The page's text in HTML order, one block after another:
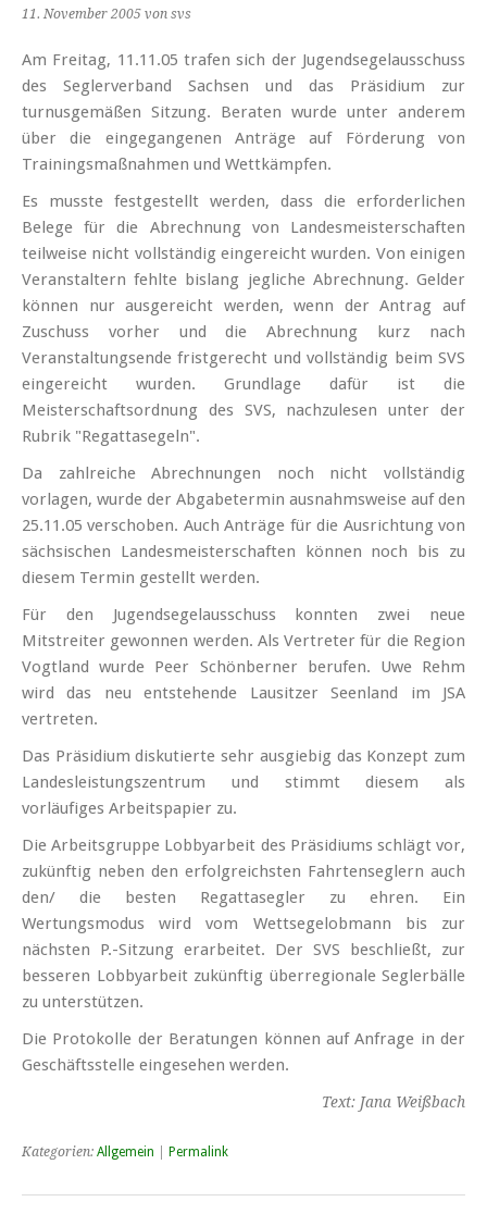
11. November 2005 von svs
Am Freitag, 11.11.05 trafen sich der Jugendsegelausschuss
des Seglerverband Sachsen und das Präsidium zur
turnusgemäßen Sitzung. Beraten wurde unter anderem
über die eingegangenen Anträge auf Förderung von
Trainingsmaßnahmen und Wettkämpfen.
Es musste festgestellt werden, dass die erforderlichen
Belege für die Abrechnung von Landesmeisterschaften
teilweise nicht vollständig eingereicht wurden. Von einigen
Veranstaltern fehlte bislang jegliche Abrechnung. Gelder
können nur ausgereicht werden, wenn der Antrag auf
Zuschuss vorher und die Abrechnung kurz nach
Veranstaltungsende fristgerecht und vollständig beim SVS
eingereicht wurden. Grundlage dafür ist die
Meisterschaftsordnung des SVS, nachzulesen unter der
Rubrik "Regattasegeln".
Da zahlreiche Abrechnungen noch nicht vollständig
vorlagen, wurde der Abgabetermin ausnahmsweise auf den
25.11.05 verschoben. Auch Anträge für die Ausrichtung von
sächsischen Landesmeisterschaften können noch bis zu
diesem Termin gestellt werden.
Für den Jugendsegelausschuss konnten zwei neue
Mitstreiter gewonnen werden. Als Vertreter für die Region
Vogtland wurde Peer Schönberner berufen. Uwe Rehm
wird das neu entstehende Lausitzer Seenland im JSA
vertreten.
Das Präsidium diskutierte sehr ausgiebig das Konzept zum
Landesleistungszentrum und stimmt diesem als
vorläufiges Arbeitspapier zu.
Die Arbeitsgruppe Lobbyarbeit des Präsidiums schlägt vor,
zukünftig neben den erfolgreichsten Fahrtenseglern auch
den/ die besten Regattasegler zu ehren. Ein
Wertungsmodus wird vom Wettsegelobmann bis zur
nächsten P.-Sitzung erarbeitet. Der SVS beschließt, zur
besseren Lobbyarbeit zukünftig überregionale Seglerbälle
zu unterstützen.
Die Protokolle der Beratungen können auf Anfrage in der
Geschäftsstelle eingesehen werden.
Text: Jana Weißbach
Kategorien: Allgemein Permalink